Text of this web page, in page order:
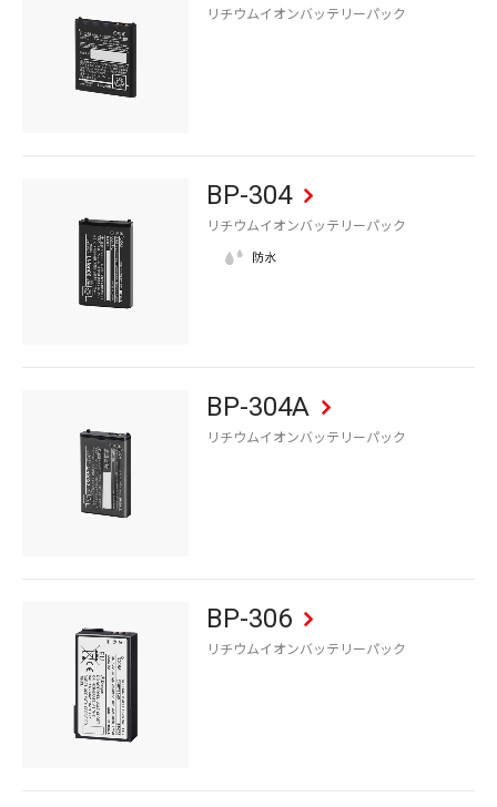
リチウムイオンバッテリーパック
BP-304
リチウムイオンバッテリーパック
BP-304A
リチウムイオンバッテリーパック
BP-306
リチウムイオンバッテリーパック